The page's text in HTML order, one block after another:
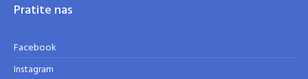
Pratite nas
Facebook
Instagram